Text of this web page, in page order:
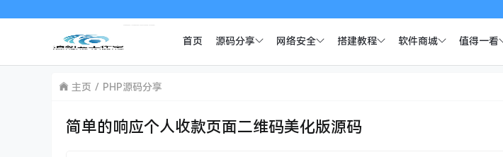
首页 源码分享 网络安全 搭建教程 软件商城 值得一看
主页 PHP源码分享
简单的响应个人收款页面二维码美化版源码